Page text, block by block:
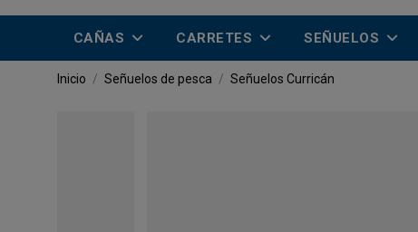
CAÑAS CARRETES SEÑUELOS
Inicio Señuelos de pesca Señuelos Curricán